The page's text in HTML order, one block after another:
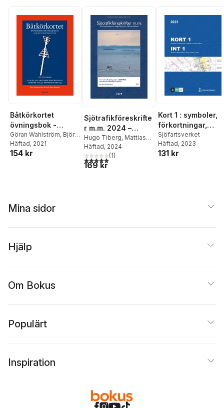
Hugo Tiberg och
Mattias Widlund
Båtkörkortet
övningsbok -
Övningsbok för
förarintyg och
kustskepparintyg
Göran Wahlström, Björn
Borg,Magnus
Kyllenbeck
Häftad, 2021
154 kr
Sjötrafikföreskrifte
r m.m. 2024 –
Internationella
sjövägsreglerna
(COLREG) samt
nationella
Hugo Tiberg, Mattias
Widlund
Häftad, 2024
5,0utav 5 stjärnor. Totalt antal röster:
(1)
169 kr
Kort 1 : symboler,
förkortningar,
begrepp i svenska
och
sjökort / Int 1 :
Sjöfartsverket
Häftad, 2023
131 kr
Mina sidor
Hjälp
Om Bokus
Populärt
Inspiration